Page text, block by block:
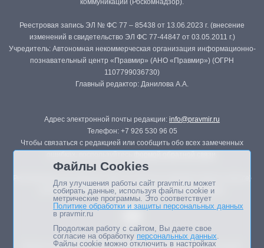
коммуникаций (Роскомнадзор).
Реестровая запись ЭЛ № ФС 77 – 85438 от 13.06.2023 г. (внесение
изменений в свидетельство ЭЛ ФС 77-44847 от 03.05.2011 г.)
Учредитель: Автономная некоммерческая организация информационно-
познавательный центр «Правмир» (АНО «Правмир») (ОГРН
1107799036730)
Главный редактор: Данилова А.А.
Адрес электронной почты редакции: info@pravmir.ru
Телефон: +7 926 530 96 05
Чтобы связаться с редакцией или сообщить обо всех замеченных
Републикация материалов сайта в печатных изданиях (книгах, прессе)
возможна только с письменного разрешения редакции.
Мнение авторов статей портала может не совпадать с позицией
Файлы Cookies
Для улучшения работы сайт pravmir.ru может
собирать данные, используя файлы cookie и
метрические программы. Это соответствует
Политике обработки и защиты персональных данных
в pravmir.ru
Продолжая работу с сайтом, Вы даете свое
согласие на обработку персональных данных.
Файлы cookie можно отключить в настройках